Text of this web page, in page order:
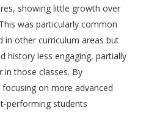
showing little growth over
was particularly common
in other curriculum areas but
history less engaging, partially
in those classes. By
on more advanced
performing students